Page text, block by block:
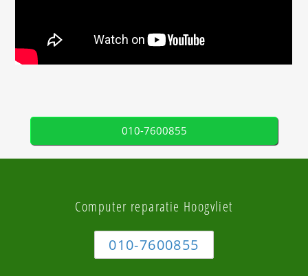
010-7600855
Computer reparatie Hoogvliet
010-7600855